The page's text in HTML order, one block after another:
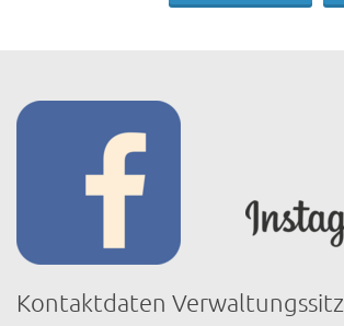
Kontaktdaten Verwaltungssitz